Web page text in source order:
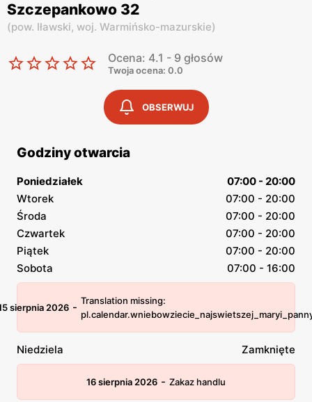
Szczepankowo 32
(pow. Iławski, woj. Warmińsko-mazurskie)
Ocena: 4.1 - 9 głosów
Twoja ocena: 0.0
OBSERWUJ
Godziny otwarcia
Poniedziałek
07:00 - 20:00
Wtorek
07:00 - 20:00
Środa
07:00 - 20:00
Czwartek
07:00 - 20:00
Piątek
07:00 - 20:00
Sobota
07:00 - 16:00
sierpnia 2026 - Translation missing:
Niedziela Zamknięte
16 sierpnia 2026 - Zakaz handlu